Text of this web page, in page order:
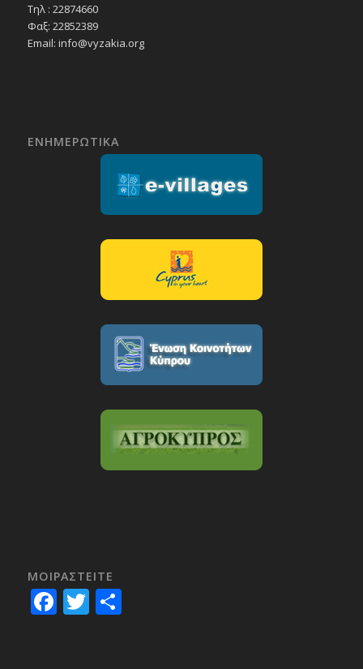
Τηλ : 22874660
Φαξ: 22852389
Email: info@vyzakia.org
ΕΝΗΜΕΡΩΤΙΚΑ
ΜΟΙΡΑΣTEITE
Facebook
Twitter
Share